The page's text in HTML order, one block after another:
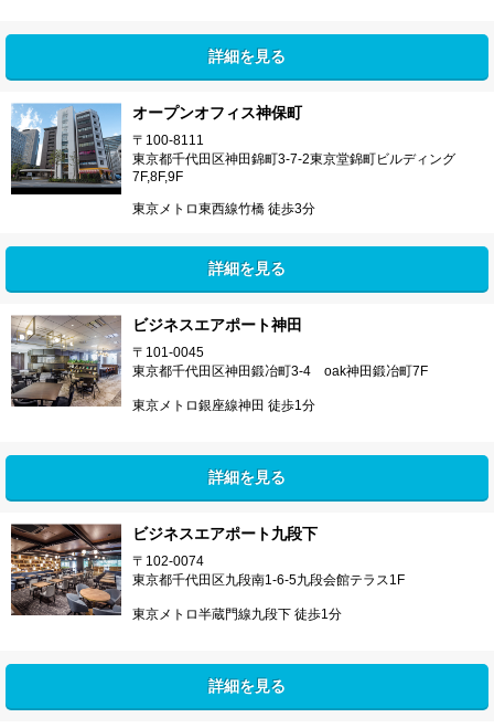
詳細を見る
オープンオフィス神保町
〒100-8111
東京都千代田区神田錦町3-7-2東京堂錦町ビルディング
7F,8F,9F
東京メトロ東西線竹橋 徒歩3分
詳細を見る
ビジネスエアポート神田
〒101-0045
東京都千代田区神田鍛冶町3-4 oak神田鍛冶町7F
東京メトロ銀座線神田 徒歩1分
詳細を見る
ビジネスエアポート九段下
〒102-0074
東京都千代田区九段南1-6-5九段会館テラス1F
東京メトロ半蔵門線九段下 徒歩1分
詳細を見る